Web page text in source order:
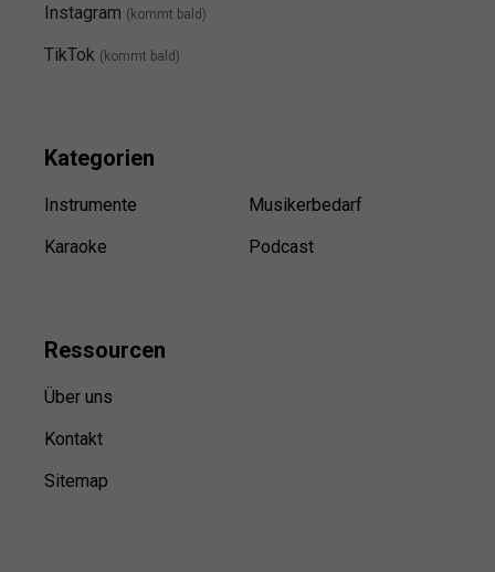
Instagram (kommt bald)
TikTok (kommt bald)
Kategorien
Instrumente
Karaoke
Musikerbedarf
Podcast
Ressourcen
Über uns
Kontakt
Sitemap